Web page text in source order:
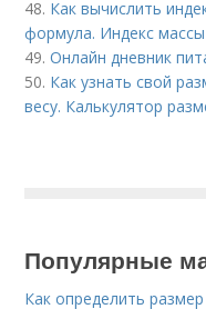
48. Как вычислить
формула. Индекс
49.Онлайн дневник
50. Как узнать свой
весу. Калькулятор
Популярные
Как определить